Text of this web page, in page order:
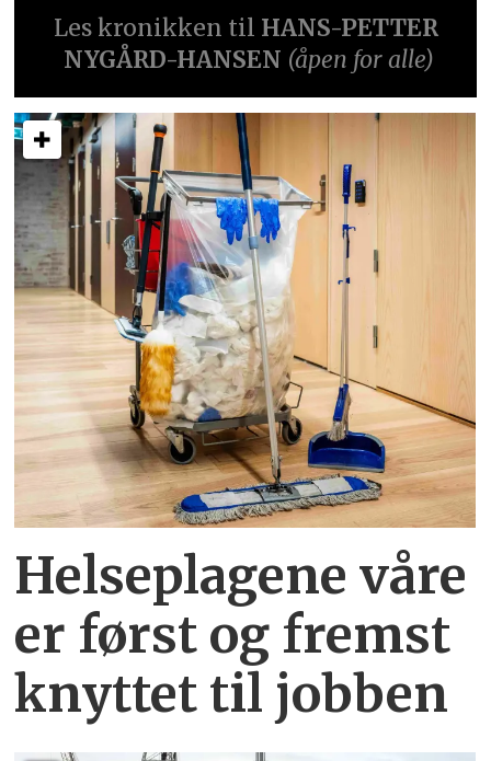
Les kronikken til HANS-PETTER
NYGÅRD-HANSEN (åpen for alle)
Helseplagene våre
er først og fremst
knyttet til jobben